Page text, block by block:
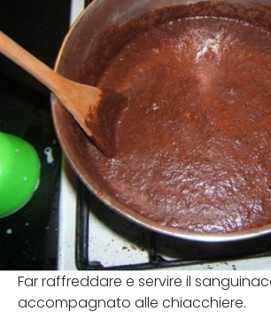
Far raffreddare e servire il
accompagnato alle chiacchiere.